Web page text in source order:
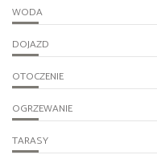
WODA
DOJAZD
OTOCZENIE
OGRZEWANIE
TARASY